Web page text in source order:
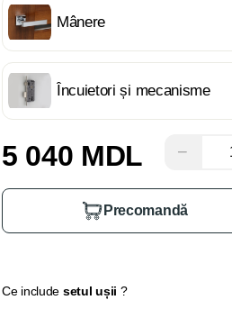
Mânere
Încuietori și mecanisme
5 040 MDL −
Precomandă
Ce include setul ușii ?